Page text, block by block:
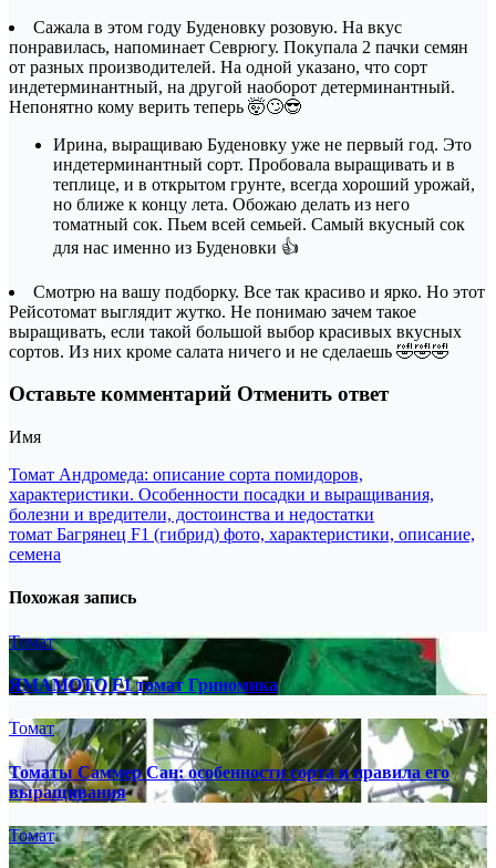
Сажала в этом году Буденовку розовую. На вкус
понравилась, напоминает Севрюгу. Покупала 2 пачки семян
от разных производителей. На одной указано, что сорт
индетерминантный, на другой наоборот детерминантный.
Непонятно кому верить теперь 🤯🙄😎
Ирина, выращиваю Буденовку уже не первый год. Это
индетерминантный сорт. Пробовала выращивать и в
теплице, и в открытом грунте, всегда хороший урожай,
но ближе к концу лета. Обожаю делать из него
томатный сок. Пьем всей семьей. Самый вкусный сок
для нас именно из Буденовки 👍
Смотрю на вашу подборку. Все так красиво и ярко. Но этот
Рейсотомат выглядит жутко. Не понимаю зачем такое
выращивать, если такой большой выбор красивых вкусных
сортов. Из них кроме салата ничего и не сделаешь 🤣🤣🤣
Оставьте комментарий Отменить ответ
Имя
Навигация
по
записям
Томат Андромеда: описание сорта помидоров,
характеристики. Особенности посадки и выращивания,
болезни и вредители, достоинства и недостатки
томат Багрянец F1 (гибрид) фото, характеристики, описание,
семена
Похожая запись
Томат
ЯМАМОТО F1 томат Гриномика
Томат
Томаты Саммер Сан: особенности сорта и правила его
выращивания
Томат